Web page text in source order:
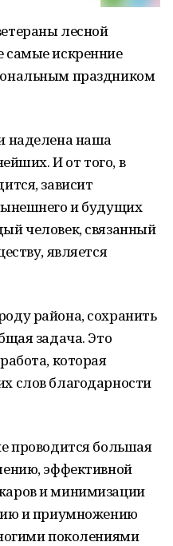
лесной
самые искренние
праздником
наделена наша
И от того, в
зависит
и будущих
человек, связанный
является
района, сохранить
задача. Это
которая
слов благодарности
проводится большая
эффективной
и минимизации
и приумножению
поколениями